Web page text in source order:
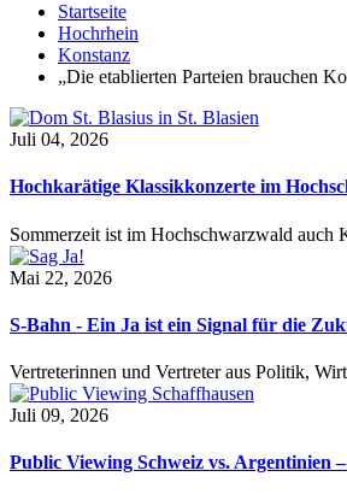
Startseite
Hochrhein
Konstanz
„Die etablierten Parteien brauchen
Juli 04, 2026
Hochkarätige Klassikkonzerte im
Sommerzeit ist im Hochschwarzwald
Mai 22, 2026
S-Bahn - Ein Ja ist ein Signal für die
Vertreterinnen und Vertreter aus Politik,
Juli 09, 2026
Public Viewing Schweiz vs. Argentinien